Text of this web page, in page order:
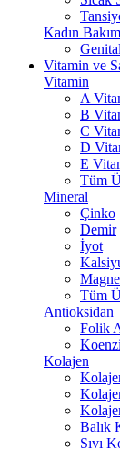
Kadın Bakım
Vitamin ve
Vitamin
A
B
C
D
E
Tüm
Mineral
Çinko
Demir
İyot
Tüm
Antioksidan
Folik
Kolajen
Balık
Sıvı